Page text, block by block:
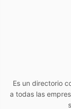
Es un directorio
a todas las